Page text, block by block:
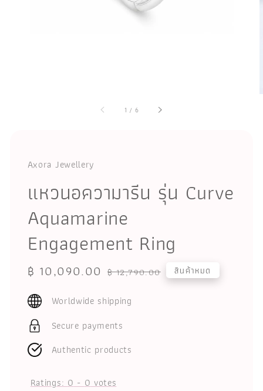
1 / 6
Axora Jewellery
แหวนอความารีน รุ่น Curve
Aquamarine
Engagement Ring
Sale
฿ 10,090.00 Regular
฿ 12,790.00 สินค้าหมด
Worldwide shipping
Secure payments
Authentic products
Ratings:0-0votes